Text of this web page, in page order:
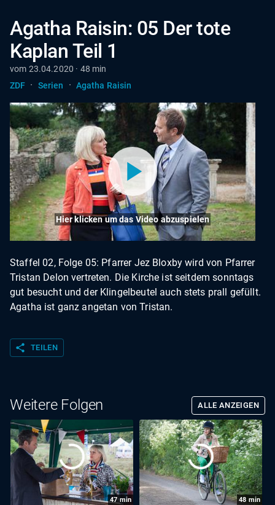
Agatha Raisin: 05 Der tote
Kaplan Teil 1
vom 23.04.2020 · 48 min
ZDF · Serien · Agatha Raisin
Hier klicken um das Video abzuspielen
Staffel 02, Folge 05: Pfarrer Jez Bloxby wird von Pfarrer
Tristan Delon vertreten. Die Kirche ist seitdem sonntags
gut besucht und der Klingelbeutel auch stets prall gefüllt.
Agatha ist ganz angetan von Tristan.
share TEILEN
Weitere Folgen ALLE ANZEIGEN
47min 48 min